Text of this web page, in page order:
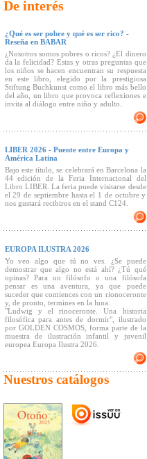
De interés
¿Qué es ser pobre y qué es ser rico? -
Reseña en BABAR
¿Nosotros somos pobres o ricos? ¿El dinero
da la felicidad? Estas y otras preguntas que
los niños se hacen encuentran su respuesta
en este libro, elegido por la prestigiosa
Stiftung Buchkunst como el libro más bello
del año, un libro que provoca reflexiones e
invita al diálogo entre niño y adulto.
LIBER 2026 - Puente entre Europa y
América Latina
Bajo este título, se celebrará en Barcelona la
44 edición de la Feria Internacional del
Libro LIBER. La feria puede visitarse desde
el 29 de septiembre hasta el 1 de octubre y
nos gustará recibiros en el stand C124.
EUROPA ILUSTRA 2026
Yo veo algo que tú no ves. ¿Se puede
demostrar que algo no está ahí? ¿Tú qué
opinas? Para un filósofo o una filósofa
pensar es una aventura, ya que puede
suceder que comiences con un rionoceronte
y, de pronto, termines en la luna.
"Ludwig y el rinoceronte. Una historia
filosófica para antes de dormir", ilustrado
por GOLDEN COSMOS, forma parte de la
muestra de ilustración infantil y juvenil
europea Europa Ilustra 2026.
Nuestros catálogos